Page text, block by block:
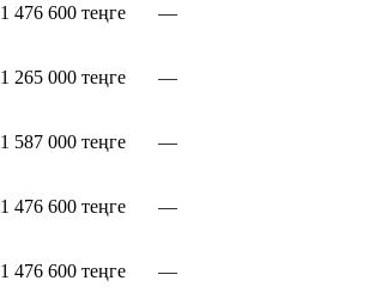
1 476 600 теңге —
1 265 000 теңге —
1 587 000 теңге —
1 476 600 теңге —
1 476 600 теңге —